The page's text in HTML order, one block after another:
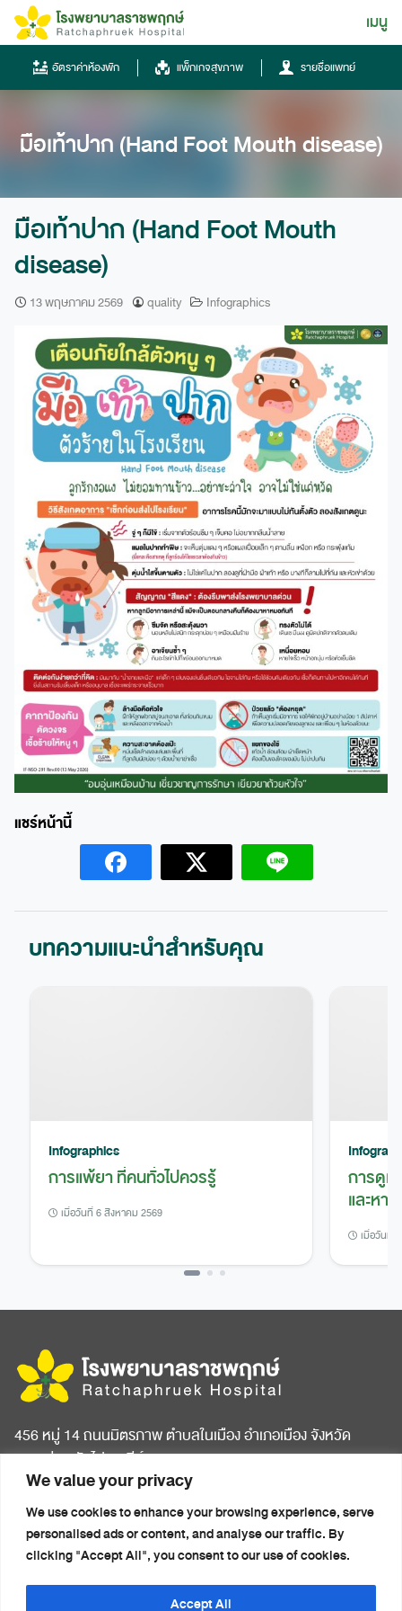
We value your privacy
We use cookies to enhance your browsing experience, serve
personalised ads or content, and analyse our traffic. By
clicking "Accept All", you consent to our use of cookies.
Accept All
Skip
content
เมนู
โทรศัพท์
ฮอทไลน์
043-333555
ไทย
ไทย
English
อัตราค่าห้องพัก แพ็กเกจสุขภาพ รายชื่อแพทย์
มือเท้าปาก (Hand Foot Mouth disease)
มือเท้าปาก (Hand Foot Mouth
disease)
13 พฤษภาคม 2569 quality Infographics
บทความแนะนำสำหรับคุณ
Infographics
การแพ้ยา ที่คนทั่วไปควรรู้
เมื่อวันที่ 6 สิงหาคม 2569
การดูแ
และหาย
เมื่อวันที่
456 หมู่ 14 ถนนมิตรภาพ ตำบลในเมือง อำเภอเมือง จังหวัด
ขอนแก่น รหัสไปรษณีย์ 40000
หน้าแรก
เกี่ยวกับโรงพยาบาล
ห้องพักผู้ป่วย
บทความสุขภาพ
ข่าวประชาสัมพันธ์
ติดต่อเรา
(Privacy Notice)